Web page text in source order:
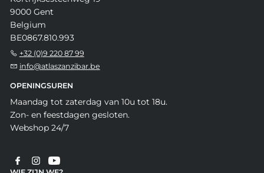
9000 Gent
Belgium
BE0867.810.993
+32 (0)9 220 87 99
info@atlaszanzibar.be
OPENINGSUREN
Maandag tot zaterdag van 10u tot 18u.
Zon- en feestdagen gesloten.
Webshop 24/7